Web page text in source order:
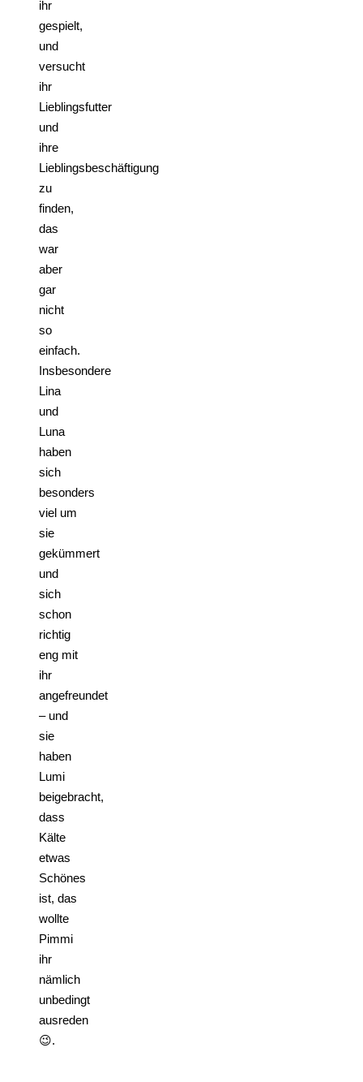
ihr
gespielt,
und
versucht
ihr
Lieblingsfutter
und
ihre
Lieblingsbeschäftigung
zu
finden,
das
war
aber
gar
nicht
so
einfach.
Insbesondere
Lina
und
Luna
haben
sich
besonders
viel um
sie
gekümmert
und
sich
schon
richtig
eng mit
ihr
angefreundet
– und
sie
haben
Lumi
beigebracht,
dass
Kälte
etwas
Schönes
ist, das
wollte
Pimmi
ihr
nämlich
unbedingt
ausreden
😉.